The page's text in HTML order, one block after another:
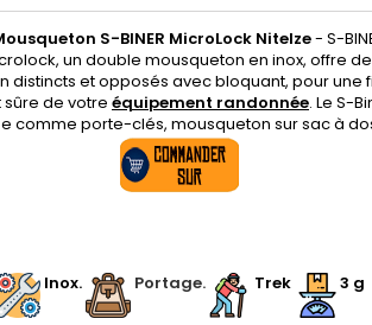
S-BINER MicroLock NiteIze- S-
un double mousqueton en inox, offre
distincts et opposés avec bloquant, pour une
de votre équipement randonnée. Le S-
comme porte-clés, mousqueton sur sac à
Inox.
Portage. Trek 3 g